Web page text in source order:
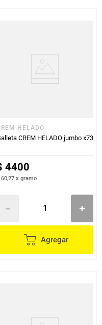
HELADO
CREM HELADO jumbo x73
4400
x gramo
Agregar